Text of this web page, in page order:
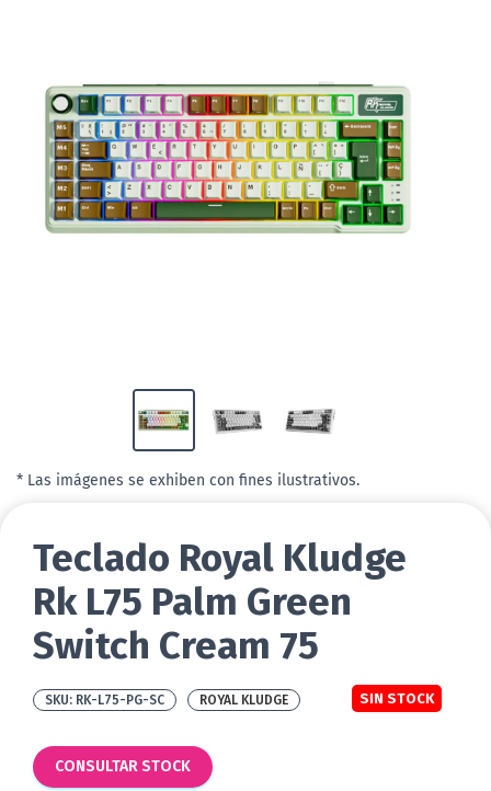
* Las imágenes se exhiben con fines ilustrativos.
Teclado Royal Kludge
Rk L75 Palm Green
Switch Cream 75
RK-L75-PG-SC SIN STOCK
ROYAL KLUDGE
CONSULTAR STOCK